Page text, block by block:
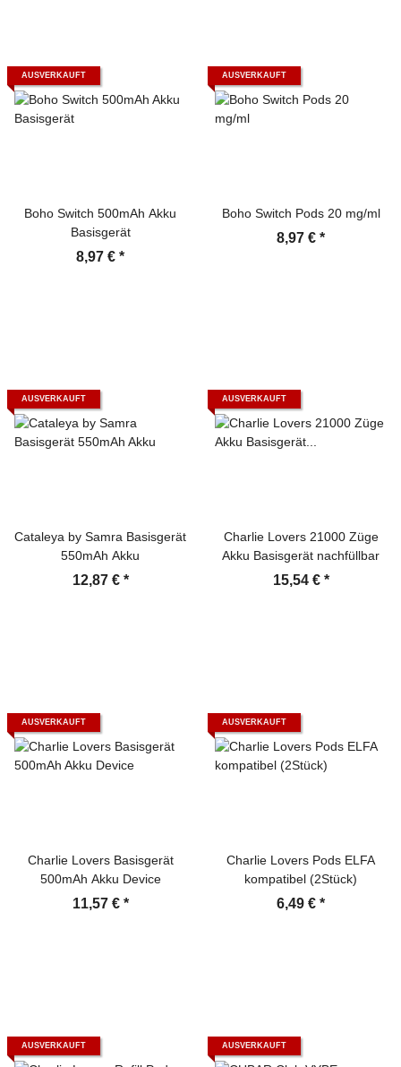
AUSVERKAUFT
Boho Switch 500mAh Akku
Basisgerät
8,97 € *
AUSVERKAUFT
Boho Switch Pods 20 mg/ml
8,97 € *
AUSVERKAUFT
Cataleya by Samra Basisgerät
550mAh Akku
12,87 € *
AUSVERKAUFT
Charlie Lovers 21000 Züge
Akku Basisgerät nachfüllbar
15,54 € *
AUSVERKAUFT
Charlie Lovers Basisgerät
500mAh Akku Device
11,57 € *
AUSVERKAUFT
Charlie Lovers Pods ELFA
kompatibel (2Stück)
6,49 € *
AUSVERKAUFT AUSVERKAUFT